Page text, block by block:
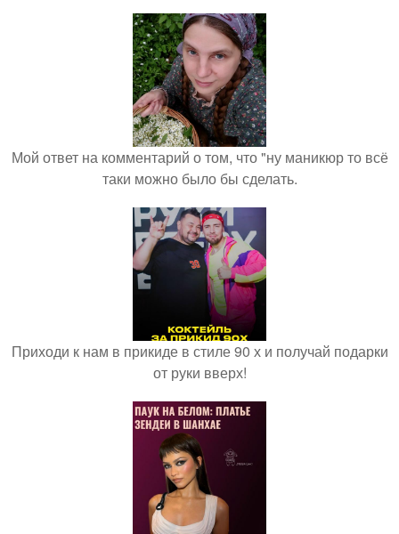
Мой ответ на комментарий о том, что "ну маникюр то всё
таки можно было бы сделать.
Приходи к нам в прикиде в стиле 90 х и получай подарки
от руки вверх!